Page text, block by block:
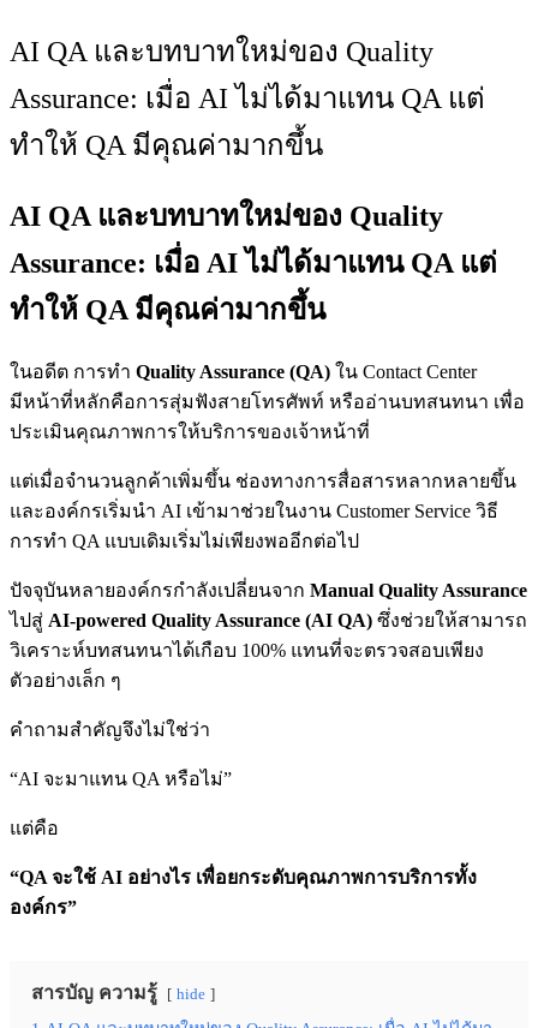
AI QA และบทบาทใหม่ของ Quality
Assurance: เมื่อ AI ไม่ได้มาแทน QA แต่
ทำให้ QA มีคุณค่ามากขึ้น
AI QA และบทบาทใหม่ของ Quality
Assurance: เมื่อ AI ไม่ได้มาแทน QA แต่
ทำให้ QA มีคุณค่ามากขึ้น
ในอดีต การทำ Quality Assurance (QA) ใน Contact Center
มีหน้าที่หลักคือการสุ่มฟังสายโทรศัพท์ หรืออ่านบทสนทนา เพื่อ
ประเมินคุณภาพการให้บริการของเจ้าหน้าที่
แต่เมื่อจำนวนลูกค้าเพิ่มขึ้น ช่องทางการสื่อสารหลากหลายขึ้น
และองค์กรเริ่มนำ AI เข้ามาช่วยในงาน Customer Service วิธี
การทำ QA แบบเดิมเริ่มไม่เพียงพออีกต่อไป
ปัจจุบันหลายองค์กรกำลังเปลี่ยนจาก Manual Quality Assurance
ไปสู่ AI-powered Quality Assurance (AI QA) ซึ่งช่วยให้สามารถ
วิเคราะห์บทสนทนาได้เกือบ 100% แทนที่จะตรวจสอบเพียง
ตัวอย่างเล็ก ๆ
คำถามสำคัญจึงไม่ใช่ว่า
“AI จะมาแทน QA หรือไม่”
แต่คือ
“QA จะใช้ AI อย่างไร เพื่อยกระดับคุณภาพการบริการทั้ง
องค์กร”
สารบัญ ความรู้ hide